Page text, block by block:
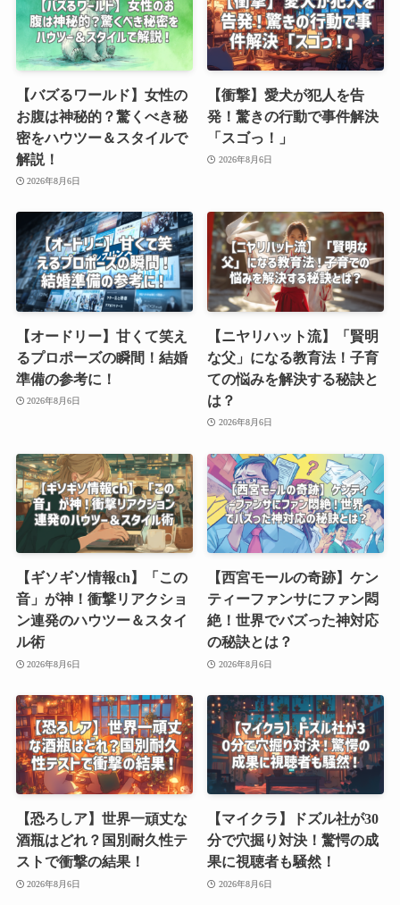
【バズるワールド】女性の
お腹は神秘的？驚くべき秘
密をハウツー＆スタイルで
解説！
2026年8月6日
【衝撃】愛犬が犯人を告
発！驚きの行動で事件解決
「スゴっ！」
2026年8月6日
【オードリー】甘くて笑え
るプロポーズの瞬間！結婚
準備の参考に！
2026年8月6日
【ニヤリハット流】「賢明
な父」になる教育法！子育
ての悩みを解決する秘訣と
は？
2026年8月6日
【ギソギソ情報ch】「この
音」が神！衝撃リアクショ
ン連発のハウツー＆スタイ
ル術
2026年8月6日
【西宮モールの奇跡】ケン
ティーファンサにファン悶
絶！世界でバズった神対応
の秘訣とは？
2026年8月6日
【恐ろしア】世界一頑丈な
酒瓶はどれ？国別耐久性テ
ストで衝撃の結果！
2026年8月6日
【マイクラ】ドズル社が30
分で穴掘り対決！驚愕の成
果に視聴者も騒然！
2026年8月6日